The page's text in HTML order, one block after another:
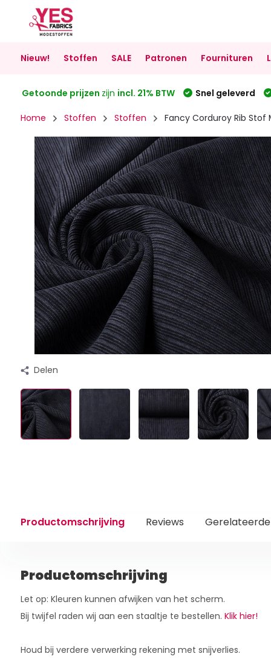
Nieuw! Stoffen SALE Patronen Fournituren
Getoonde prijzen zijn incl. 21% BTW Snel geleverd
Home Stoffen Stoffen Fancy Corduroy Rib Stof
Delen
Productomschrijving Reviews
Productomschrijving
Let op: Kleuren kunnen afwijken van het scherm.
Bij twijfel raden wij aan een staaltje te bestellen. Klik hier!
Houd bij verdere verwerking rekening met snijverlies.